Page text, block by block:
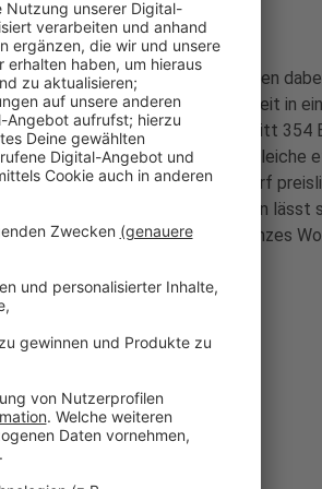
in Deutschland. Im Fokus standen
Ein Beispiel: Wer zu zweit in
muss in unserer Stadt im Schnitt 354
dort müssen Gäste für das gleiche
Stadtführungen ist Düsseldorf
40 Euro rechnen. Am günstigsten lässt
knapp 280 Euro für ein ganzes
Thema:
von Travelcircus